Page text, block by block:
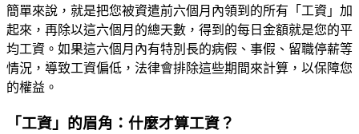
簡單來說，就是把您被資遣前六個月內領到的所有「工資」加
起來，再除以這六個月的總天數，得到的每日金額就是您的平
均工資。如果這六個月內有特別長的病假、事假、留職停薪等
情況，導致工資偏低，法律會排除這些期間來計算，以保障您
的權益。
「工資」的眉角：什麼才算工資？